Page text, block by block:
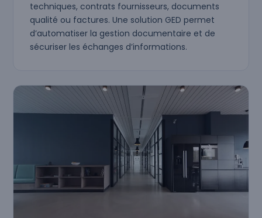
techniques, contrats fournisseurs, documents
qualité ou factures. Une solution GED permet
d’automatiser la gestion documentaire et de
sécuriser les échanges d’informations.